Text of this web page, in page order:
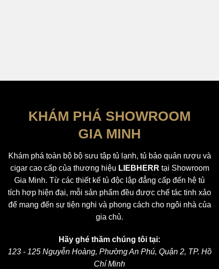
KHÁM PHÁ SHOWROOM
GIA MINH
Khám phá toàn bộ bộ sưu tập tủ lạnh, tủ bảo quản rượu và
cigar cao cấp của thương hiệu LIEBHERR tại Showroom
Gia Minh. Từ các thiết kế tủ độc lập đẳng cấp đến hệ tủ
tích hợp hiện đại, mỗi sản phẩm đều được chế tác tinh xảo
để mang đến sự tiện nghi và phong cách cho ngôi nhà của
gia chủ.
Hãy ghé thăm chúng tôi tại:
123 - 125 Nguyễn Hoàng, Phường An Phú, Quận 2, TP. Hồ
Chí Minh